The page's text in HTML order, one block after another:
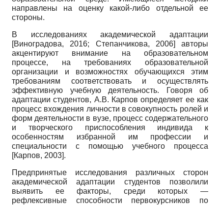
направлены на оценку какой-либо отдельной ее
стороны.
В исследованиях академической адаптации
[Виноградова, 2016; Степанчикова, 2006]
авторы
акцентируют внимание на образовательном
процессе, на требованиях образовательной
организации и возможностях обучающихся этим
требованиям соответствовать и осуществлять
эффективную учебную деятельность. Говоря об
адаптации студентов, А.В. Карпов определяет ее как
процесс вхождения личности в совокупность ролей и
форм деятельности в вузе, процесс содержательного
и творческого приспособления индивида к
особенностям избранной им профессии и
специальности с помощью учебного процесса
[Карпов, 2003].
Предпринятые исследования различных сторон
академической адаптации студентов позволили
выявить ее факторы, среди которых —
рефлексивные способности первокурсников по